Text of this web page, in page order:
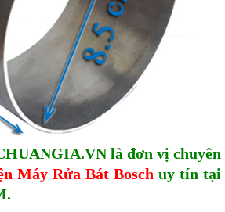
là đơn vị chuyên
Máy Rửa Bát Bosch uy tín tại